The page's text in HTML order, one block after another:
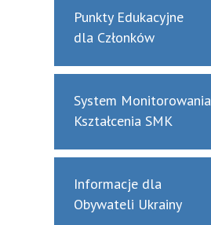
Punkty Edukacyjne
dla Członków
System Monitorowania
Kształcenia SMK
Informacje dla
Obywateli Ukrainy